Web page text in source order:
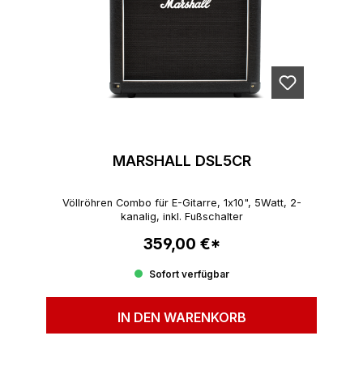
MARSHALL DSL5CR
Völlröhren Combo für E-Gitarre, 1x10", 5Watt, 2-
kanalig, inkl. Fußschalter
Regulärer Preis:
359,00 €*
Sofort verfügbar
IN DEN WARENKORB